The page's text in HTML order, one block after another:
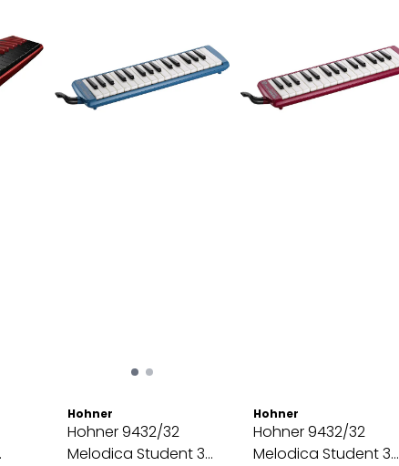
Hohner
Hohner 9432/32
Melodica Student 32
Hohner
Hohner 9432/32
Melodica Student 32